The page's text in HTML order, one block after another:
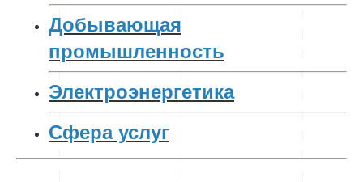
Добывающая
промышленность
Электроэнергетика
Сфера услуг